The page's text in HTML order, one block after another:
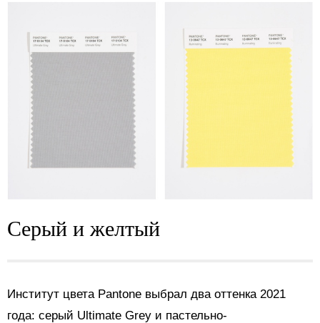
Серый и желтый
Институт цвета Pantone выбрал два оттенка 2021
года: серый Ultimate Grey и пастельно-